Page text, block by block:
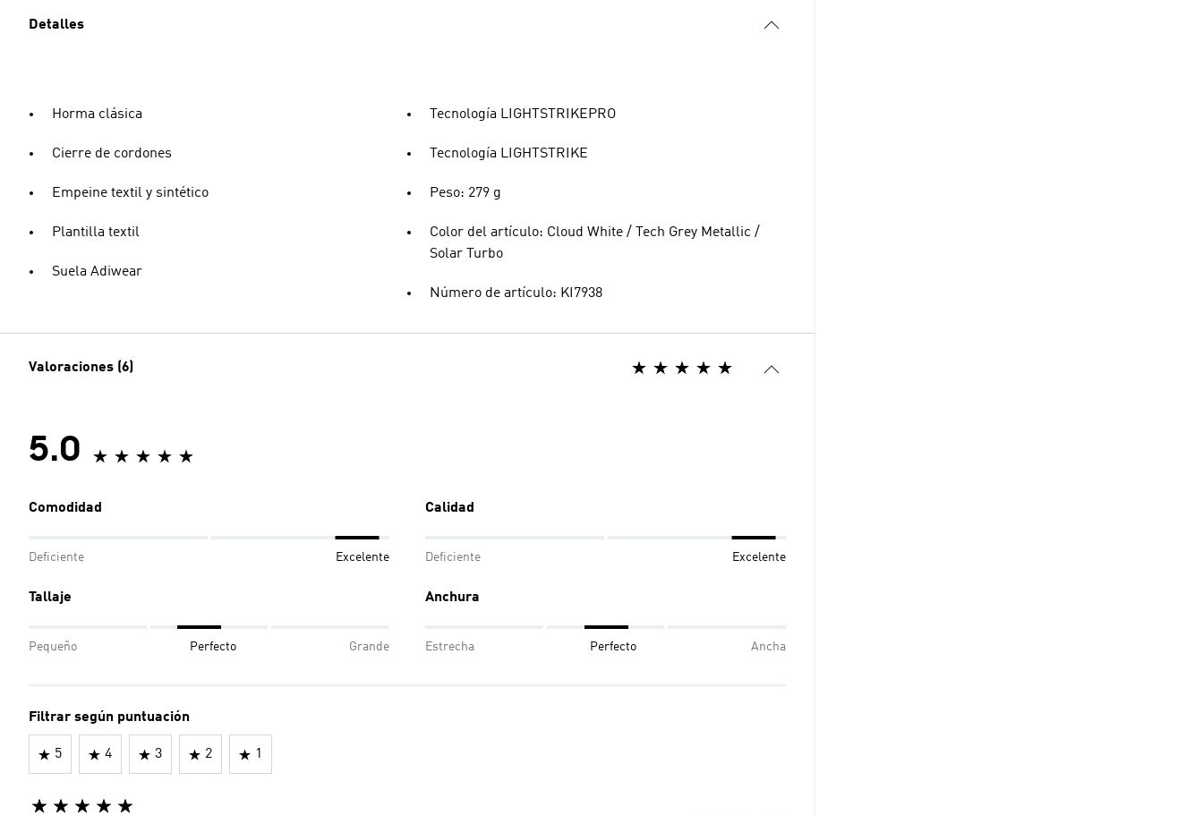
Detalles
Horma clásica
Cierre de cordones
Empeine textil y sintético
Plantilla textil
Suela Adiwear
Tecnología LIGHTSTRIKEPRO
Tecnología LIGHTSTRIKE
Peso: 279 g
Color del artículo: Cloud White / Tech Grey Metallic /
Solar Turbo
Número de artículo: KI7938
Valoraciones (6)
5.0
Comodidad
Deficiente Excelente
Calidad
Deficiente Excelente
Tallaje
Pequeño Perfecto Grande
Anchura
Estrecha Perfecto Ancha
Filtrar según puntuación
5 4 3 2 1